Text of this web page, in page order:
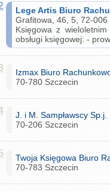
Lege Artis Biuro
Grafitowa, 46, 5, 72-006
Księgowa z
obsługi księgowej: -
Izmax Biuro
70-780 Szczecin
J. i M. Sampławscy Sp.j.
70-206 Szczecin
Twoja Księgowa Biuro
70-783 Szczecin